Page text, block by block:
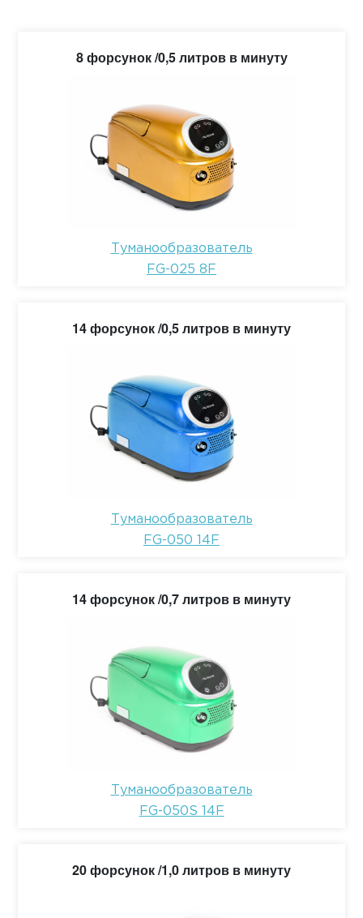
8 форсунок /0,5 литров в минуту
Туманообразователь
FG-025 8F
14 форсунок /0,5 литров в минуту
Туманообразователь
FG-050 14F
14 форсунок /0,7 литров в минуту
Туманообразователь
FG-050S 14F
20 форсунок /1,0 литров в минуту